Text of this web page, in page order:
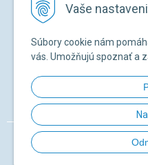
Vaše
Súbory cookie nám
vás. Umožňujú spoznať a
Ochana
Registrácia
Žiadosť o
© 2026 SLOVPAP SK • NextShop&